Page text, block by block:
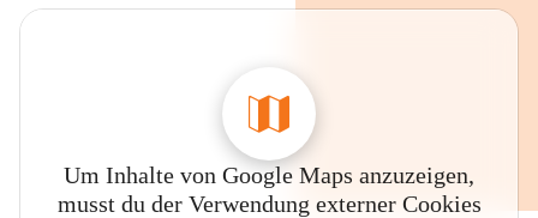
Um Inhalte von Google Maps anzuzeigen,
musst du der Verwendung externer Cookies